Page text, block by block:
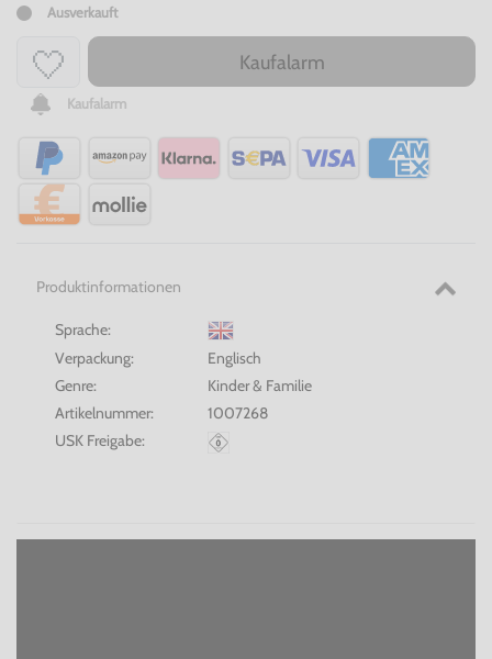
Ausverkauft
Kaufalarm
Kaufalarm
Produktinformationen
Sprache:
Verpackung:
Englisch
Genre:
Kinder & Familie
Artikelnummer:
1007268
USK Freigabe: